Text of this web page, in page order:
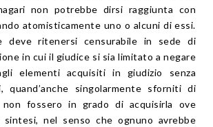
non potrebbe dirsi raggiunta con
atomisticamente uno o alcuni di essi.
deve ritenersi censurabile in sede di
in cui il giudice si sia limitato a negare
elementi acquisiti in giudizio senza
quand’anche singolarmente sforniti di
non fossero in grado di acquisirla ove
nel senso che ognuno avrebbe